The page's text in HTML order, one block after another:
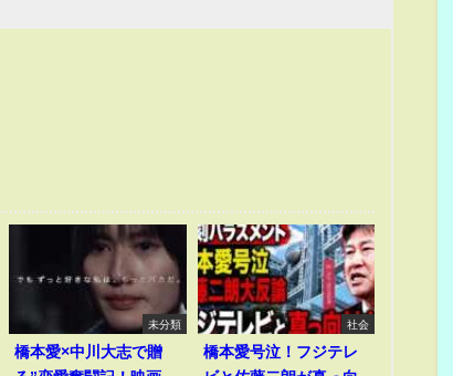
未分類
橋本愛×中川大志で贈
社会
橋本愛号泣！フジテレ